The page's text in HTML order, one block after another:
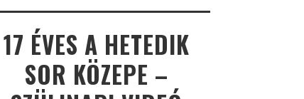
17 ÉVES A HETEDIK
SOR KÖZEPE –